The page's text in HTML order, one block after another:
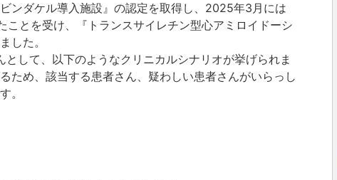
ンダケル導入施設』の認定を取得し、2025年3月には
とを受け、『トランスサイレチン型心アミロイドーシ
した。
して、以下のようなクリニカルシナリオが挙げられま
ため、該当する患者さん、疑わしい患者さんがいらっし
。